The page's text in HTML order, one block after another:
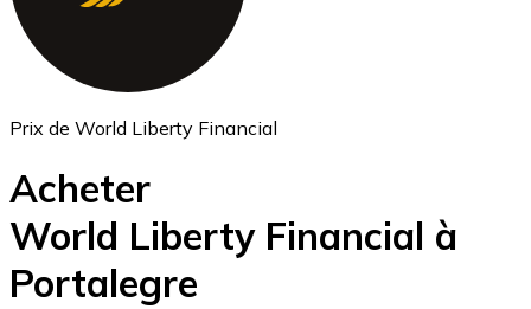
USD Coin
Prix de World Liberty Financial
Acheter
World Liberty Financial à
Portalegre